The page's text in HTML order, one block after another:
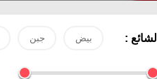
الشائع : بيض جبن